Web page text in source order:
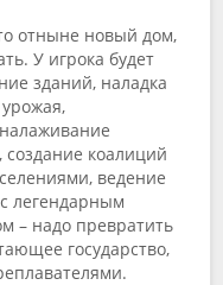
отныне новый дом,
У игрока будет
зданий, наладка
коалиций
ведение
легендарным
– надо превратить
государство,